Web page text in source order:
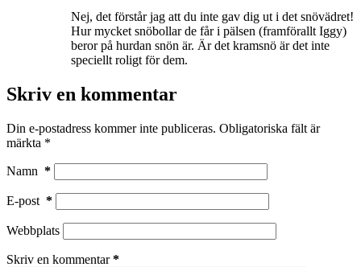
Nej, det förstår jag att du inte gav dig ut i det snövädret!
Hur mycket snöbollar de får i pälsen (framförallt Iggy)
beror på hurdan snön är. Är det kramsnö är det inte
speciellt roligt för dem.
Skriv en kommentar
Din e-postadress kommer inte publiceras. Obligatoriska fält är
märkta *
Namn *
E-post *
Webbplats
Skriv en kommentar*